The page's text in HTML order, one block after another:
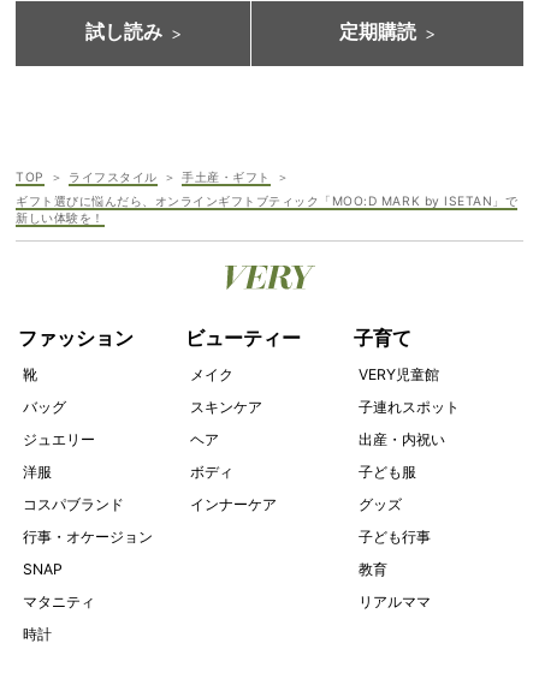
試し読み 定期購読
TOP ライフスタイル
手土産・ギフト
ギフト選びに悩んだら、オンラインギフトブティック「MOO:D MARK by ISETAN」で
新しい体験を！
ファッション
靴
バッグ
ジュエリー
洋服
コスパブランド
行事・オケージョン
SNAP
マタニティ
時計
ビューティー
メイク
スキンケア
ヘア
ボディ
インナーケア
子育て
VERY児童館
子連れスポット
出産・内祝い
子ども服
グッズ
子ども行事
教育
リアルママ